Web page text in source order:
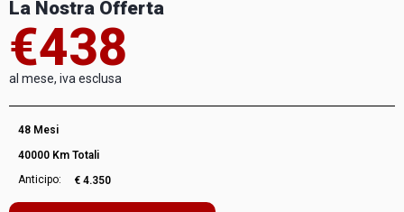
La Nostra Offerta
€438
al mese, iva esclusa
48 Mesi
40000 Km Totali
Anticipo:
€ 4.350